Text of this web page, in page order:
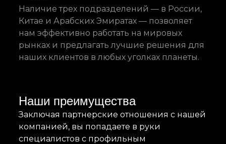
Наличие трех подразделений — в России,
Китае и Арабских Эмиратах — позволяет
нам эффективно работать на мировых
рынках и предлагать лучшие решения для
наших клиентов в любых уголках планеты.
Наши преимущества
Заключая партнерские отношения с нашей
компанией, вы попадаете в руки
специалистов с профильным